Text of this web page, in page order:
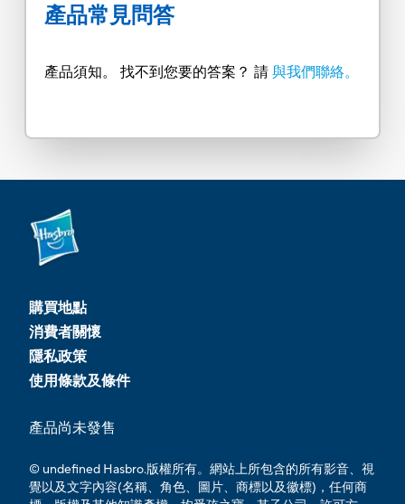
產品常見問答
產品須知。 找不到您要的答案？ 請 與我們聯絡。
購買地點
消費者關懷
隱私政策
使用條款及條件
產品尚未發售
© undefined Hasbro.版權所有。網站上所包含的所有影音、視
覺以及文字內容(名稱、角色、圖片、商標以及徽標)，任何商